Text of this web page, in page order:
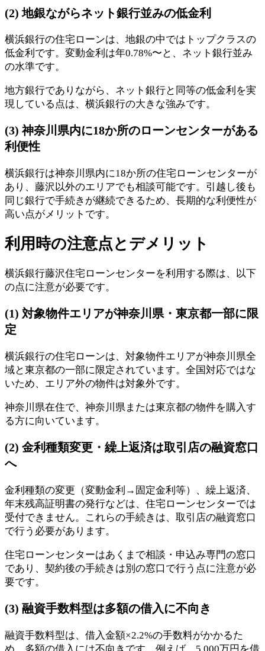
(2) 地銀ながらネット銀行並みの低金利
横浜銀行の住宅ローンは、地銀の中ではトップクラスの
低金利です。変動金利は年0.78%〜と、ネット銀行並み
の水準です。
地方銀行でありながら、ネット銀行と同等の低金利を実
現している点は、横浜銀行の大きな強みです。
(3) 神奈川県内に18か所のローンセンターがある
利便性
横浜銀行は神奈川県内に18か所の住宅ローンセンターが
あり、藤沢以外のエリアでも相談可能です。引越し後も
同じ銀行で手続きが継続できるため、長期的な利便性が
高い点がメリットです。
利用時の注意点とデメリット
横浜銀行藤沢住宅ローンセンターを利用する際は、以下
の点に注意が必要です。
(1) 対象物件エリアが神奈川県・東京都一部に限
定
横浜銀行の住宅ローンは、対象物件エリアが神奈川県全
域と東京都の一部に限定されています。全国対応ではな
いため、エリア外の物件は対象外です。
神奈川県在住で、神奈川県または東京都の物件を購入す
る方に向いています。
(2) 金利種類変更・繰上返済は取引店の融資窓口
へ
金利種類の変更（変動金利→固定金利等）、繰上返済、
年末残高証明書の発行などは、住宅ローンセンターでは
受付できません。これらの手続きは、取引店の融資窓口
で行う必要があります。
住宅ローンセンターはあくまで相談・申込み専門の窓口
であり、契約後の手続きは別の窓口で行う点に注意が必
要です。
(3) 融資手数料型は多額の借入に不向き
融資手数料型は、借入金額×2.2%の手数料がかかるた
め、多額の借入には不向きです。例えば、5,000万円を借